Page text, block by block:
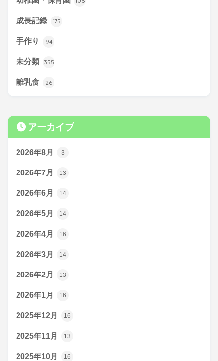
成長記録 175
手作り 94
未分類 355
離乳食 26
アーカイブ
2026年8月 3
2026年7月 13
2026年6月 14
2026年5月 14
2026年4月 16
2026年3月 14
2026年2月 13
2026年1月 16
2025年12月 16
2025年11月 13
2025年10月 16